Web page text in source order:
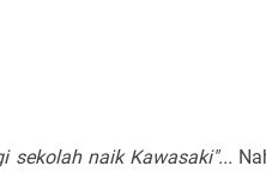
sekolah naik Kawasaki"...